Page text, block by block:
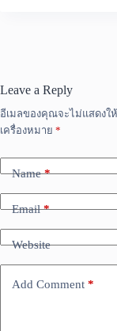
Leave a Reply
อีเมลของคุณจะไม่แสดงใ
เครื่องหมาย *
Name*
Email*
Website
Add Comment *